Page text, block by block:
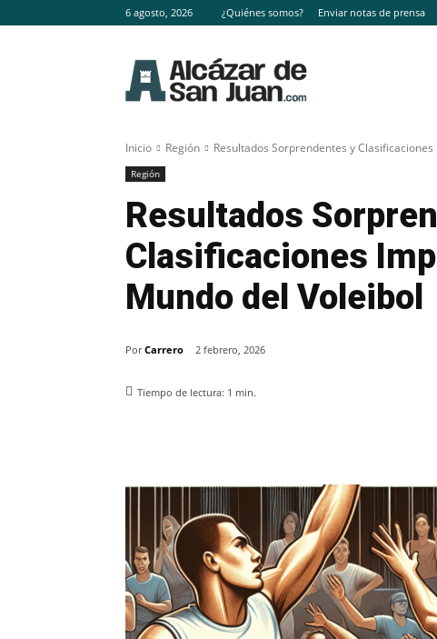
6 agosto, 2026 ¿Quiénes somos? Enviar notas de prensa
Inicio Región Resultados Sorprendentes y
Región
Resultados
Clasificaciones
Mundo del Voleibol
Por Carrero 2 febrero, 2026
Tiempo de lectura: 1 min.